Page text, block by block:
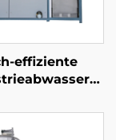
effiziente